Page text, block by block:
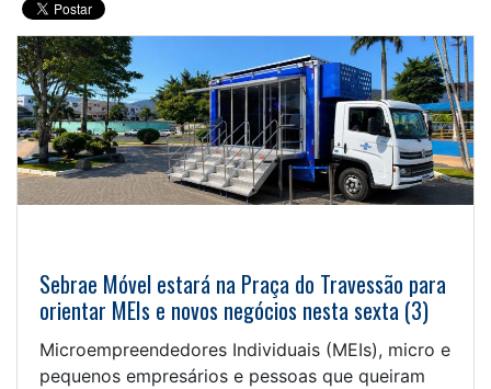
Sebrae Móvel estará na Praça do Travessão para
orientar MEIs e novos negócios nesta sexta (3)
Microempreendedores Individuais (MEIs), micro e
pequenos empresários e pessoas que queiram